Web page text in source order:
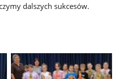
dalszych sukcesów.